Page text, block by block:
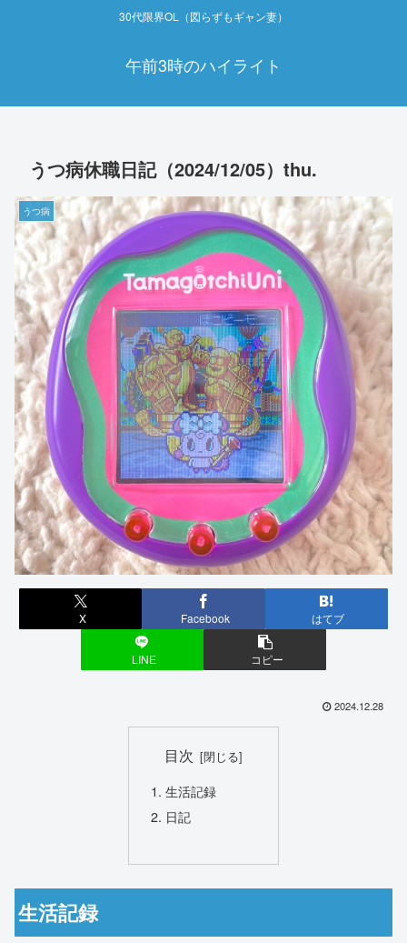
30代限界OL（図らずもギャン妻）
午前3時のハイライト
うつ病休職日記（2024/12/05）thu.
うつ病
X Facebook はてブ
LINE コピー
2024.12.28
目次
生活記録
日記
生活記録